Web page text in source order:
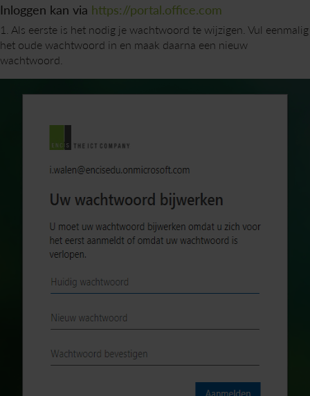
Inloggen kan via https://portal.office.com
1. Als eerste is het nodig je wachtwoord te wijzigen. Vul eenmalig
het oude wachtwoord in en maak daarna een nieuw
wachtwoord.